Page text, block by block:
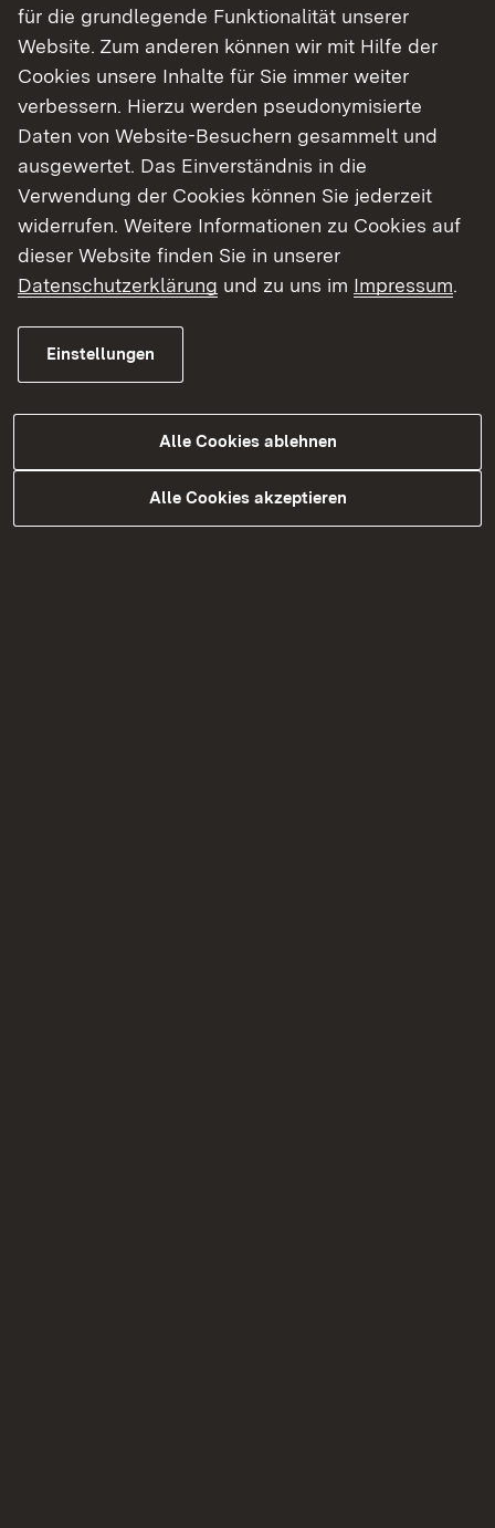
Medienmitteilung(Februar 2026)
Medienmitteilung(November 2025)
Zahlen und Fakten
Ortslage: Mühlhausen-Ehingen
Bauherr: Land Baden-Württemberg
Eigentümer: Land Baden-Württemberg
Planung: extern
Baufirmen: Steidle, Sigmaringen
Bauzeit(vorauss.): bis Herbst 2026
Baukosten: 2 Millionen Euro
Baubeginn (Abbruch):01. Dezember 2025
Bauende (Abbruch):ca. 15. Dezember
für die grundlegende Funktionalität unserer
Website. Zum anderen können wir mit Hilfe der
Cookies unsere Inhalte für Sie immer weiter
verbessern. Hierzu werden pseudonymisierte
Daten von Website-Besuchern gesammelt und
ausgewertet. Das Einverständnis in die
Verwendung der Cookies können Sie jederzeit
widerrufen. Weitere Informationen zu Cookies auf
dieser Website finden Sie in unserer
Datenschutzerklärung und zu uns im Impressum.
Einstellungen
Alle Cookies ablehnen
Alle Cookies akzeptieren